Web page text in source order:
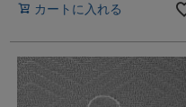
カートに入れる